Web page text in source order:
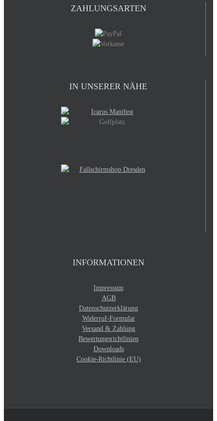
ZAHLUNGSARTEN
IN UNSERER NÄHE
INFORMATIONEN
Impressum
AGB
Datenschutzerklärung
Widerruf-Formular
Versand & Zahlung
Bewertungsrichtlinien
Downloads
Cookie-Richtlinie (EU)